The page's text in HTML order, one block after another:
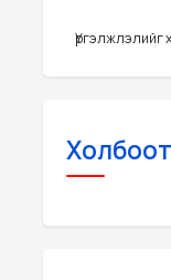
Үргэлжлэлийг